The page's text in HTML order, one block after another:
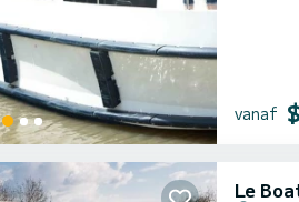
vanaf
Le